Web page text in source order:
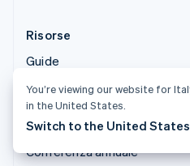
Risorse
Guide
Storie dei clienti
Blog
Community
Conferenza annuale
You’re viewing our website for
in the United States.
Switch to the United